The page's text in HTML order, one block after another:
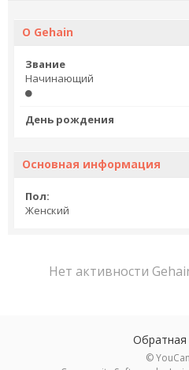
О Gehain
Звание
Начинающий
День рождения
Основная информация
Пол:
Женский
Нет активности
Обратная
©